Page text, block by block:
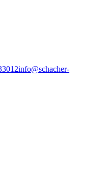
info@schacher-